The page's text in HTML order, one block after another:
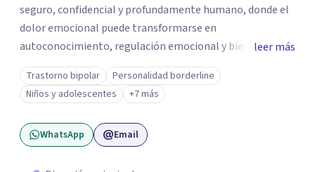
seguro, confidencial y profundamente humano, donde el
dolor emocional puede transformarse en
autoconocimiento, regulación emocional y bienestar.
Trabajo desde un enfoque integrativo que combina
psicoanálisis, terapia somática y de trauma, psicología
corporal, Mentalization Based Therapy (MBT),
hipnoterapia y respiración neurodinámica, integrando
actualmente la Psicología Analítica Junguiana. Mi
leer más
Trastorno bipolar
Personalidad borderline
Niños y adolescentes
+7 más
WhatsApp Email